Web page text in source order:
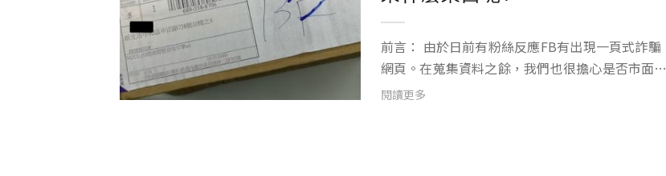
前言： 由於日前有粉絲反應FB有出現一頁式詐騙
網頁。在蒐集資料之餘，我們也很擔心是否市面上
真的有盜版的XPUMP，所以嘗試訂購一個來試看
閱讀更多